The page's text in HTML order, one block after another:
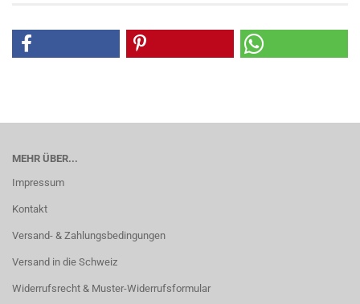
MEHR ÜBER...
Impressum
Kontakt
Versand- & Zahlungsbedingungen
Versand in die Schweiz
Widerrufsrecht & Muster-Widerrufsformular